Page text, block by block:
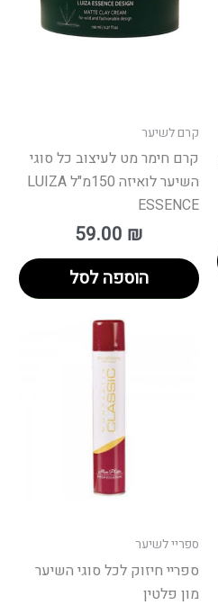
קרם לשיער
קרם חימר מט לעיצוב כל סוגי
השיער לואיזה 150מ"ל LUIZA
ESSENCE
59.00 ₪
הוספה לסל
ספריי לשיער
ספריי חיזוק לכל סוגי השיער
מון פלטין